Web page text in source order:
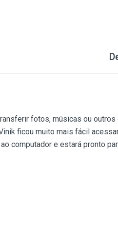
fotos, músicas ou
ficou muito mais fácil
computador e estará pronto